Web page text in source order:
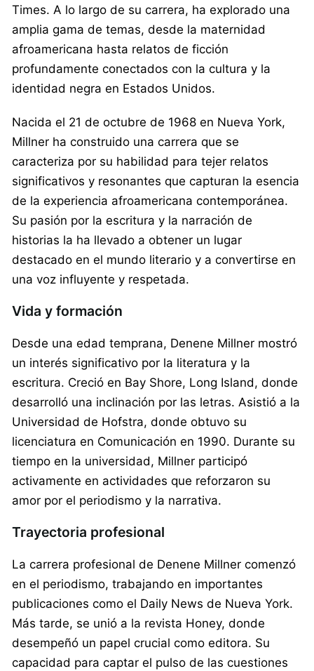
Times. A lo largo de su carrera, ha explorado una
amplia gama de temas, desde la maternidad
afroamericana hasta relatos de ficción
profundamente conectados con la cultura y la
identidad negra en Estados Unidos.
Nacida el 21 de octubre de 1968 en Nueva York,
Millner ha construido una carrera que se
caracteriza por su habilidad para tejer relatos
significativos y resonantes que capturan la esencia
de la experiencia afroamericana contemporánea.
Su pasión por la escritura y la narración de
historias la ha llevado a obtener un lugar
destacado en el mundo literario y a convertirse en
una voz influyente y respetada.
Vida y formación
Desde una edad temprana, Denene Millner mostró
un interés significativo por la literatura y la
escritura. Creció en Bay Shore, Long Island, donde
desarrolló una inclinación por las letras. Asistió a la
Universidad de Hofstra, donde obtuvo su
licenciatura en Comunicación en 1990. Durante su
tiempo en la universidad, Millner participó
activamente en actividades que reforzaron su
amor por el periodismo y la narrativa.
Trayectoria profesional
La carrera profesional de Denene Millner comenzó
en el periodismo, trabajando en importantes
publicaciones como el Daily News de Nueva York.
Más tarde, se unió a la revista Honey, donde
desempeñó un papel crucial como editora. Su
capacidad para captar el pulso de las cuestiones